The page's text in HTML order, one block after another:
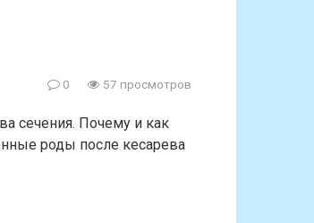
0 57 просмотров
сечения. Почему и как
роды после кесарева